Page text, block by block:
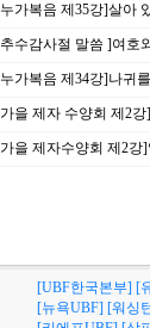
가복음 제35강]살아
수감사절 말씀 ]여호
가복음 제34강]나귀
을 제자 수양회 제2
을 제자수양회 제2
[UBF한국본부] [
[뉴욕UBF] [워싱